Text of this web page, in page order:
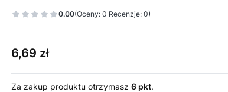
0.00(Oceny: 0 Recenzje: 0)
Cena
6,69 zł
Za zakup produktu otrzymasz 6 pkt.